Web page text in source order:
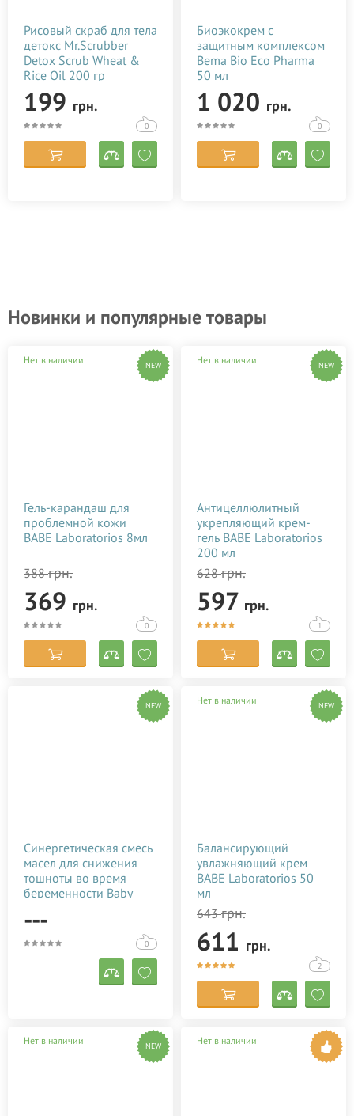
Рисовый скраб для тела
детокс Mr.Scrubber
Detox Scrub Wheat &
Rice Oil 200 гр
199 грн.
0
Биоэкокрем с
защитным комплексом
Bema Bio Eco Pharma
50 мл
1 020 грн.
0
Новинки и популярные товары
Нет в наличии NEW
Гель-карандаш для
проблемной кожи
BABE Laboratorios 8мл
388грн.
369 грн.
0
Нет в наличии NEW
Антицеллюлитный
укрепляющий крем-
гель BABE Laboratorios
200 мл
628грн.
597 грн.
1
NEW
Синергетическая смесь
масел для снижения
тошноты во время
беременности Baby
---
0
Нет в наличии NEW
Балансирующий
увлажняющий крем
BABE Laboratorios 50
мл
643грн.
611 грн.
2
Нет в наличии NEW Нет в наличии